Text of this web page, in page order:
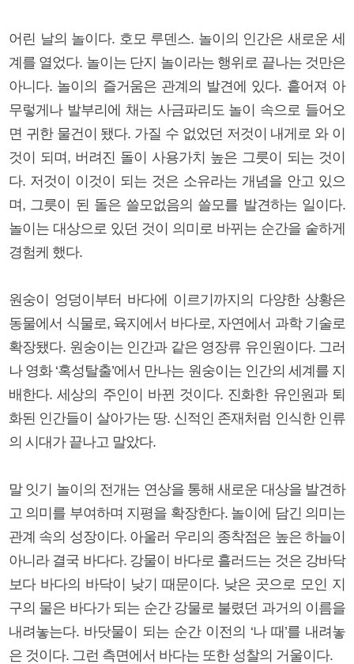
어린 날의 놀이다. 호모 루덴스. 놀이의 인간은 새로운 세
계를 열었다. 놀이는 단지 놀이라는 행위로 끝나는 것만은
아니다. 놀이의 즐거움은 관계의 발견에 있다. 흩어져 아
무렇게나 발부리에 채는 사금파리도 놀이 속으로 들어오
면 귀한 물건이 됐다. 가질 수 없었던 저것이 내게로 와 이
것이 되며, 버려진 돌이 사용가치 높은 그릇이 되는 것이
다. 저것이 이것이 되는 것은 소유라는 개념을 안고 있으
며, 그릇이 된 돌은 쓸모없음의 쓸모를 발견하는 일이다.
놀이는 대상으로 있던 것이 의미로 바뀌는 순간을 숱하게
경험케 했다.
원숭이 엉덩이부터 바다에 이르기까지의 다양한 상황은
동물에서 식물로, 육지에서 바다로, 자연에서 과학 기술로
확장됐다. 원숭이는 인간과 같은 영장류 유인원이다. 그러
나 영화 ‘혹성탈출’에서 만나는 원숭이는 인간의 세계를 지
배한다. 세상의 주인이 바뀐 것이다. 진화한 유인원과 퇴
화된 인간들이 살아가는 땅. 신적인 존재처럼 인식한 인류
의 시대가 끝나고 말았다.
말 잇기 놀이의 전개는 연상을 통해 새로운 대상을 발견하
고 의미를 부여하며 지평을 확장한다. 놀이에 담긴 의미는
관계 속의 성장이다. 아울러 우리의 종착점은 높은 하늘이
아니라 결국 바다다. 강물이 바다로 흘러드는 것은 강바닥
보다 바다의 바닥이 낮기 때문이다. 낮은 곳으로 모인 지
구의 물은 바다가 되는 순간 강물로 불렸던 과거의 이름을
내려놓는다. 바닷물이 되는 순간 이전의 ‘나 때’를 내려놓
은 것이다. 그런 측면에서 바다는 또한 성찰의 거울이다.